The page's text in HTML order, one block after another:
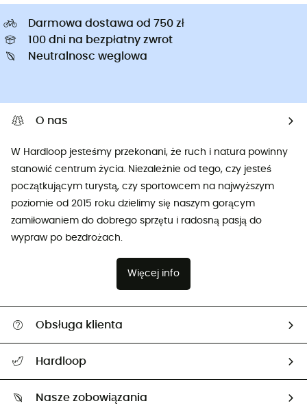
Darmowa dostawa od 750 zł
100 dni na bezpłatny zwrot
Neutralnosc weglowa
O nas
W Hardloop jesteśmy przekonani, że ruch i natura powinny
stanowić centrum życia. Niezależnie od tego, czy jesteś
początkującym turystą, czy sportowcem na najwyższym
poziomie od 2015 roku dzielimy się naszym gorącym
zamiłowaniem do dobrego sprzętu i radosną pasją do
wypraw po bezdrożach.
Więcej info
Obsługa klienta
Śledzenie przesyłki
Zwrot artykułów i zwrot środków
Hardloop
Nasze zobowiązania